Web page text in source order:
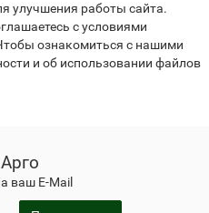
улучшения работы сайта.
с условиями
ознакомиться с нашими
и об использовании файлов
ваш E-Mail